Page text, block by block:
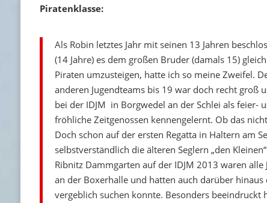
Piratenklasse:
Als Robin letztes Jahr mit seinen 13 Jahren
(14 Jahre) es dem großen Bruder (damals 15)
Piraten umzusteigen, hatte ich so meine Zweifel.
anderen Jugendteams bis 19 war doch recht groß
bei der IDJM in Borgwedel an der Schlei als feier-
fröhliche Zeitgenossen kennengelernt. Ob das
Doch schon auf der ersten Regatta in Haltern am
selbstverständlich die älteren Seglern „den
Ribnitz Dammgarten auf der IDJM 2013 waren
an der Boxerhalle und hatten auch darüber
vergeblich suchen konnte. Besonders